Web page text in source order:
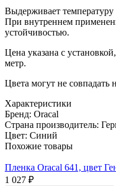
Выдерживает температуру
При внутреннем
устойчивостью.
Цена указана с
метр.
Цвета могут не совпадать
Характеристики
Бренд: Oracal
Страна производитель:
Цвет: Синий
Похожие товары
Пленка Oracal 641, цвет
1 027 ₽